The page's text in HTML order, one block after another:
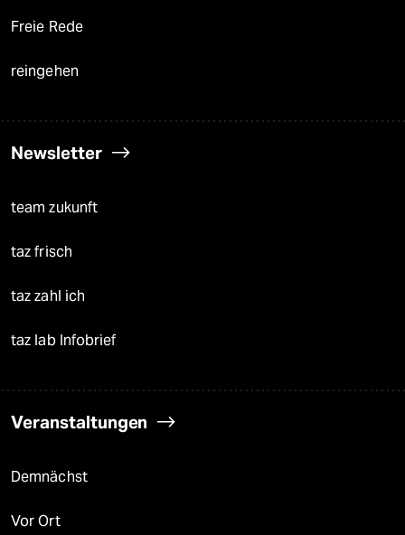
Freie Rede
reingehen
Newsletter
team zukunft
taz frisch
taz zahl ich
taz lab Infobrief
Veranstaltungen
Demnächst
Vor Ort